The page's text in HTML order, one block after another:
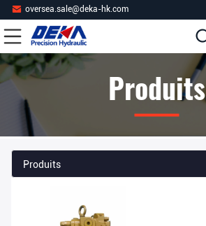
oversea.sale@deka-hk.com
Produits
Produits